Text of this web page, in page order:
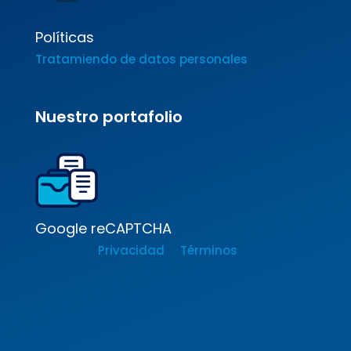
Políticas
Tratamiendo de datos personales
Nuestro portafolio
Google reCAPTCHA
Privacidad Términos